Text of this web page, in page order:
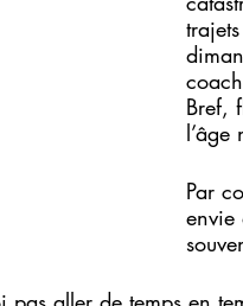
Bref,
l’âge
Par
envie